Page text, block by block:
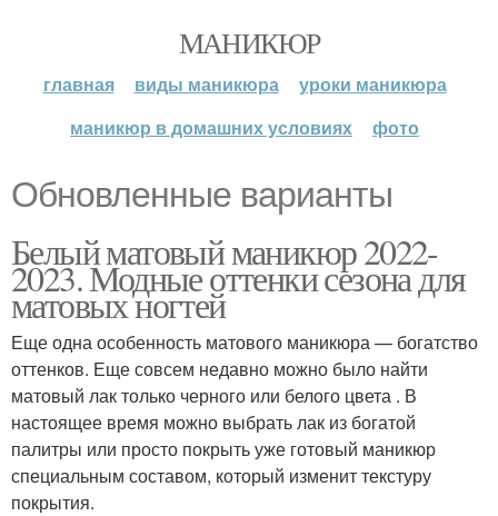
МАНИКЮР
главная виды маникюра
уроки маникюра
маникюр в домашних условиях
фото
Обновленные варианты
Белый матовый маникюр 2022-
2023. Модные оттенки сезона для
матовых ногтей
Еще одна особенность матового маникюра — богатство
оттенков. Еще совсем недавно можно было найти
матовый лак только черного или белого цвета . В
настоящее время можно выбрать лак из богатой
палитры или просто покрыть уже готовый маникюр
специальным составом, который изменит текстуру
покрытия.